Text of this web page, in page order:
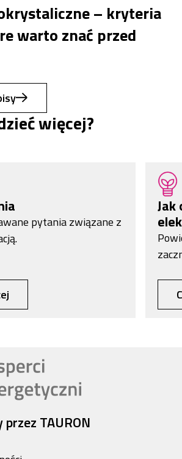
– kryteria
warto znać przed
więcej?
pytania związane z
Jak
TAURON